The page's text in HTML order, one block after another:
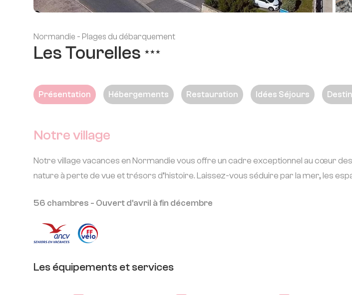
Normandie - Plages du débarquement
Les Tourelles ★★★
Présentation Hébergements Restauration Idées Séjours
Notre village
Notre village vacances en Normandie vous offre un cadre exceptionnel au cœur
nature à perte de vue et trésors d’histoire. Laissez-vous séduire par la mer, les
56 chambres - Ouvert d'avril à fin décembre
Les équipements et services